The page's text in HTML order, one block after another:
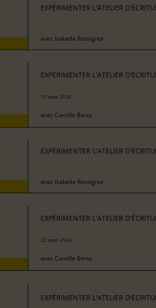
EXPÉRIMENTER L'ATELIER
avec Isabelle Rossignol
EXPÉRIMENTER L'ATELIER
19 sept 2026
avec Camille Berta
EXPÉRIMENTER L'ATELIER
avec Isabelle Rossignol
EXPÉRIMENTER L'ATELIER
22 sept 2026
avec Camille Berta
EXPÉRIMENTER L'ATELIER